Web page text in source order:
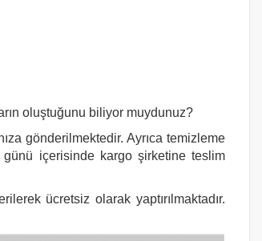
oluştuğunu biliyor muydunuz?
gönderilmektedir. Ayrıca temizleme
içerisinde kargo şirketine teslim
ücretsiz olarak yaptırılmaktadır.